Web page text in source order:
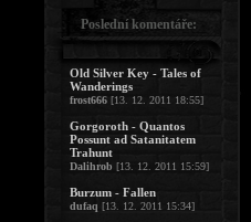
Poslední komentáře:
Old Silver Key - Tales of
Wanderings
frost666 [13. 12. 2011 18:55]
Gorgoroth - Quantos
Possunt ad Satanitatem
Trahunt
Dalihrob [13. 12. 2011 15:59]
Burzum - Fallen
dufaq [13. 12. 2011 15:34]